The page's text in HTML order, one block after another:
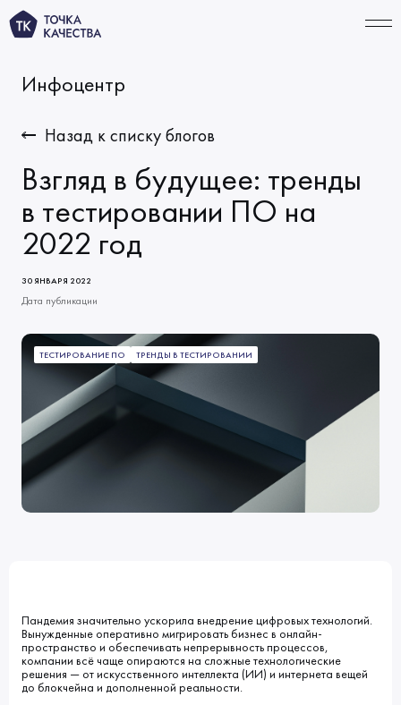
Тестирование ИИ‑продуктов
Автоматизация тестирования
Тестирование производительности
Решения по качеству
Виды тестирования
Индустрии
ПОРТФОЛИО
О нас
Миссия и ценности
Начало сотрудничества
Клиенты
Наши процессы
ИНФОЦЕНТР
Блог
Мы в СМИ
Вакансии
Развитие и карьерный рост
Обучение
КОНТАКТЫ
Инфоцентр
Назад к списку блогов
Взгляд в будущее: тренды
в тестировании ПО на
2022 год
30 ЯНВАРЯ 2022
Дата публикации
ТЕСТИРОВАНИЕ ПО ТРЕНДЫ В ТЕСТИРОВАНИИ
Пандемия значительно ускорила внедрение цифровых технологий.
Вынужденные оперативно мигрировать бизнес в онлайн-
пространство и обеспечивать непрерывность процессов,
компании всё чаще опираются на сложные технологические
решения — от искусственного интеллекта (ИИ) и интернета вещей
до блокчейна и дополненной реальности.